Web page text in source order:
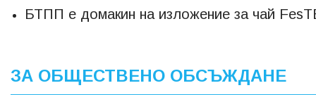
БТПП е домакин на изложение за чай
ЗА ОБЩЕСТВЕНО ОБСЪЖДАНЕ